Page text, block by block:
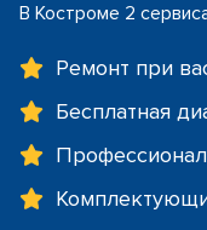
В Костроме 2
Ремонт при
Бесплатная